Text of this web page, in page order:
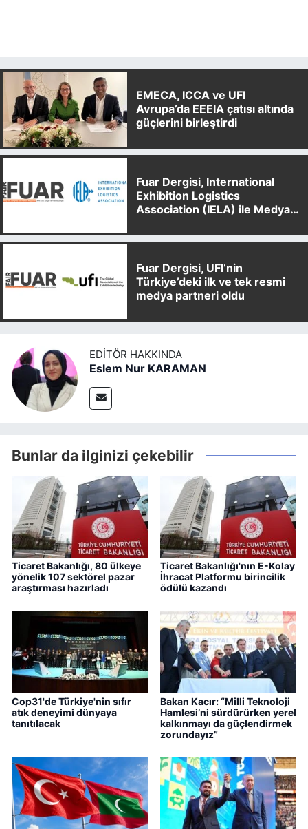
EMECA, ICCA ve UFI
Avrupa’da EEEIA çatısı altında
güçlerini birleştirdi
Fuar Dergisi, International
Exhibition Logistics
Association (IELA) ile Medya
Fuar Dergisi, UFI’nin
Türkiye’deki ilk ve tek resmi
medya partneri oldu
EDITÖR HAKKINDA
Eslem Nur KARAMAN
Bunlar da ilginizi çekebilir
Ticaret Bakanlığı, 80 ülkeye
yönelik 107 sektörel pazar
araştırması hazırladı
Ticaret Bakanlığı'nın E-Kolay
İhracat Platformu birincilik
ödülü kazandı
Cop31'de Türkiye'nin sıfır
atık deneyimi dünyaya
tanıtılacak
Bakan Kacır: “Milli Teknoloji
Hamlesi’ni sürdürürken yerel
kalkınmayı da güçlendirmek
zorundayız”